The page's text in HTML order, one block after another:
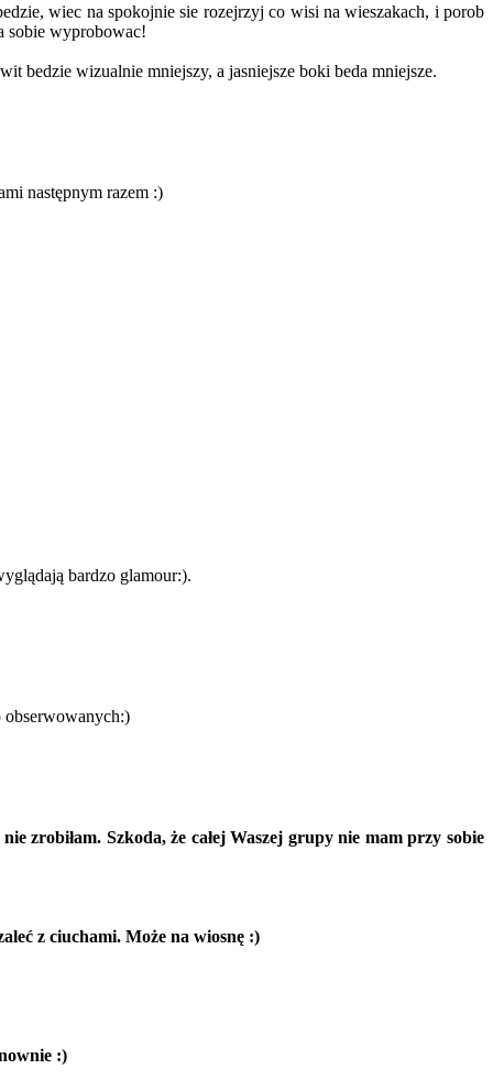
wiec na spokojnie sie rozejrzyj co wisi na wieszakach, i porob
sobie wyprobowac!
bedzie wizualnie mniejszy, a jasniejsze boki beda mniejsze.
następnym razem :)
bardzo glamour:).
obserwowanych:)
zrobiłam. Szkoda, że całej Waszej grupy nie mam przy sobie
z ciuchami. Może na wiosnę :)
:)